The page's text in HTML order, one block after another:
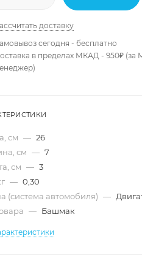
доставку
сегодня - бесплатно
в пределах МКАД - 950₽ (за
см — 26
см — 7
см — 3
— 0,30
(система автомобиля) —
— Башмак